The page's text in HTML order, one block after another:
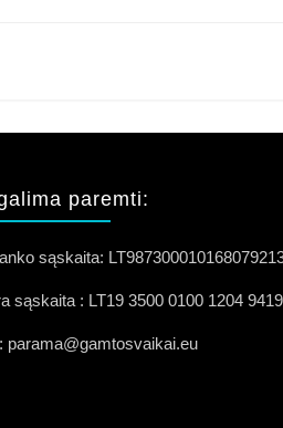
paremti:
sąskaita:
sąskaita : LT19 3500 0100 1204 9419
parama@gamtosvaikai.eu